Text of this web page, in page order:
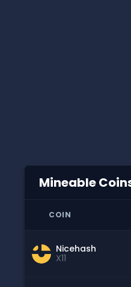
Mineable
COIN
Nicehash
X11